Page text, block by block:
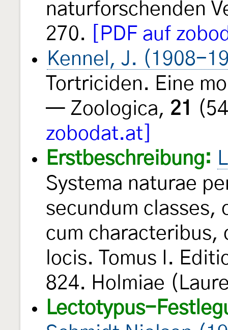
naturforschenden
270.
[PDF auf
Kennel, J. (1908-
Tortriciden. Eine
— Zoologica, 21
zobodat.at]
Erstbeschreibung:
Systema naturae
secundum classes,
cum characteribus,
locis. Tomus I.
824. Holmiae
Lectotypus-